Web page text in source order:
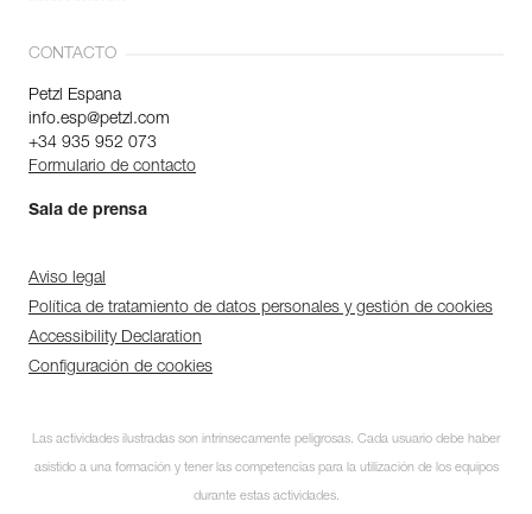
CONTACTO
Petzl Espana
info.esp@petzl.com
+34 935 952 073
Formulario de contacto
Sala de prensa
Aviso legal
Política de tratamiento de datos personales y gestión de cookies
Accessibility Declaration
Configuración de cookies
Las actividades ilustradas son intrínsecamente peligrosas. Cada usuario debe haber
asistido a una formación y tener las competencias para la utilización de los equipos
durante estas actividades.